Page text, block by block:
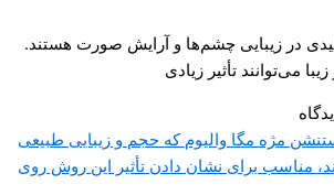
در زیبایی چشم‌ها و آرایش صورت هستند.
می‌توانند تأثیر زیادی